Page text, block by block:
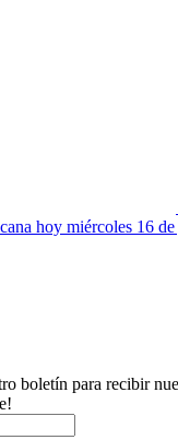
hoy miércoles 16
boletín para recibir